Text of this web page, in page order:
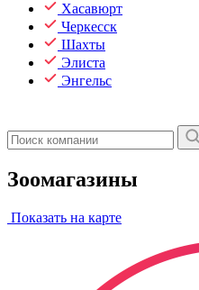
Хасавюрт
Черкесск
Шахты
Элиста
Энгельс
Зоомагазины
Показать на карте